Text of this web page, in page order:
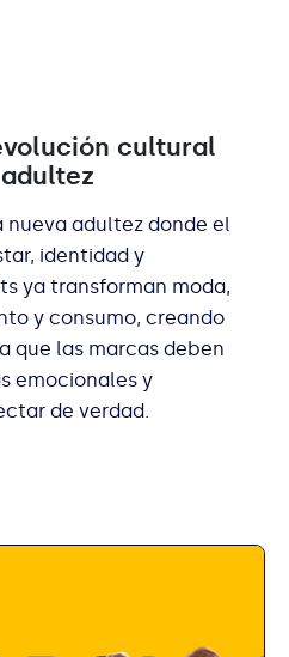
cultural
nueva adultez donde el
identidad y
ya transforman moda,
y consumo, creando
que las marcas deben
emocionales y
de verdad.